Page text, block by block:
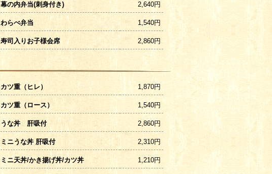
幕の内弁当(刺身付き) 2,640円
わらべ弁当 1,540円
寿司入りお子様会席 2,860円
カツ重（ヒレ） 1,870円
カツ重（ロース） 1,540円
うな丼 肝吸付 2,860円
ミニうな丼 肝吸付 2,310円
ミニ天丼/かき揚げ丼/カツ丼 1,210円